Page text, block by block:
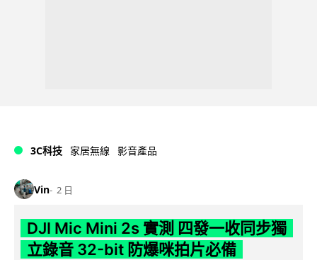
3C科技 家居無線 影音產品
Vin 2 日
DJI Mic Mini 2s 實測 四發一收同步獨
立錄音 32-bit 防爆咪拍片必備